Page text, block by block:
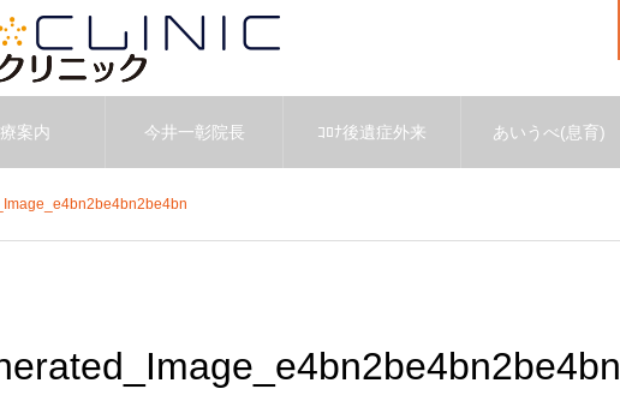
案内 今井一彰院長 ｺﾛﾅ後遺症外来 あいうべ(息育)